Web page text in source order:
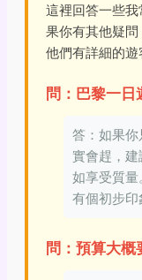
這裡回答一些
果你有其他疑問
他們有詳細的遊
問：巴黎一日
答：如果
實會趕，
如享受質
有個初步印
問：預算大概